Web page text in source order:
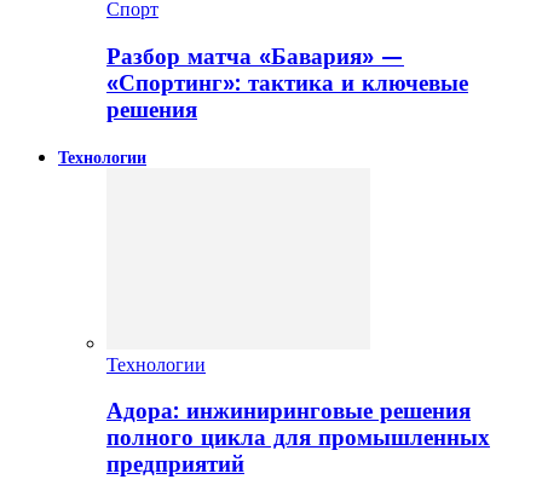
Спорт
Разбор матча «Бавария» —
«Спортинг»: тактика и ключевые
решения
Технологии
Технологии
Адора: инжиниринговые решения
полного цикла для промышленных
предприятий